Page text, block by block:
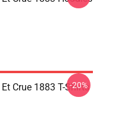
Crue 1883 T-Shirts
-20%